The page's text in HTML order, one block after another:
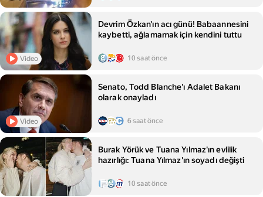
Video
Devrim Özkan'ın acı günü! Babaannesini
kaybetti, ağlamamak için kendini tuttu
10 saat önce
Video
Senato, Todd Blanche'ı Adalet Bakanı
olarak onayladı
6 saat önce
Burak Yörük ve Tuana Yılmaz'ın evlilik
hazırlığı: Tuana Yılmaz'ın soyadı değişti
10 saat önce